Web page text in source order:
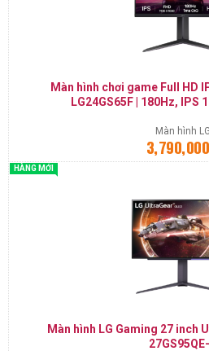
Màn hình chơi game Full HD
LG24GS65F | 180Hz, IPS
Màn hình LG
HÀNG MỚI
Màn hình LG Gaming 27 inch